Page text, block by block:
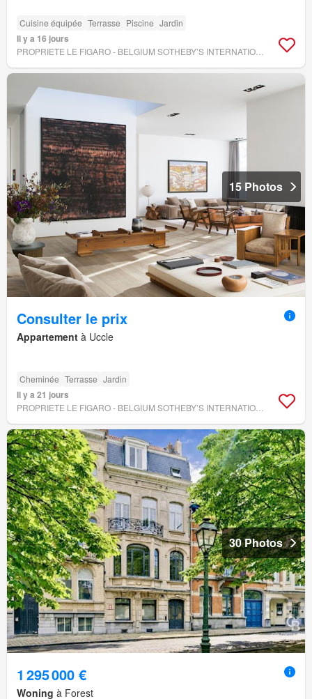
Cuisine équipée Terrasse Piscine Jardin
Il y a 16 jours
15 Photos
Consulter le prix
Appartement à Uccle
Cheminée Terrasse Jardin
Il y a 21 jours
30 Photos
1 295 000 €
Woning à Forest